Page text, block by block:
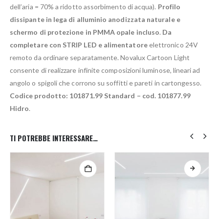
dell’aria = 70% a ridotto assorbimento di acqua). Profilo
dissipante in lega di alluminio anodizzata naturale e
schermo di protezione in PMMA opale incluso. Da
completare con STRIP LED e alimentatoreelettronico 24V
remoto da ordinare separatamente. Novalux Cartoon Light
consente di realizzare infinite composizioni luminose, lineari ad
angolo o spigoli che corrono su soffitti e pareti in cartongesso.
Codice prodotto: 101871.99 Standard – cod. 101877.99
Hidro.
TI POTREBBE INTERESSARE…